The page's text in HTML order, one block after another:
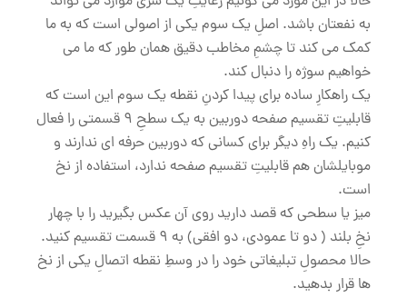
به نفعتان باشد. اصلِ یک سوم یکی از اصولی است که به ما
کمک می کند تا چشمِ مخاطب دقیق همان طور که ما می
خواهیم سوژه را دنبال کند.
یک راهکارِ ساده برای پیدا کردنِ نقطه یک سوم این است که
قابلیتِ تقسیم صفحه دوربین به یک سطحِ 9 قسمتی را فعال
کنیم. یک راهِ دیگر برای کسانی که دوربین حرفه ای ندارند و
موبایلشان هم قابلیتِ تقسیم صفحه ندارد، استفاده از نخ
است.
میز یا سطحی که قصد دارید روی آن عکس بگیرید را با چهار
نخِ بلند ( دو تا عمودی، دو افقی) به 9 قسمت تقسیم کنید.
حالا محصولِ تبلیغاتی خود را در وسطِ نقطه اتصالِ یکی از نخ
ها قرار بدهید.